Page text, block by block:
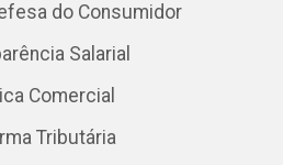
do Consumidor
Salarial
Comercial
Tributária